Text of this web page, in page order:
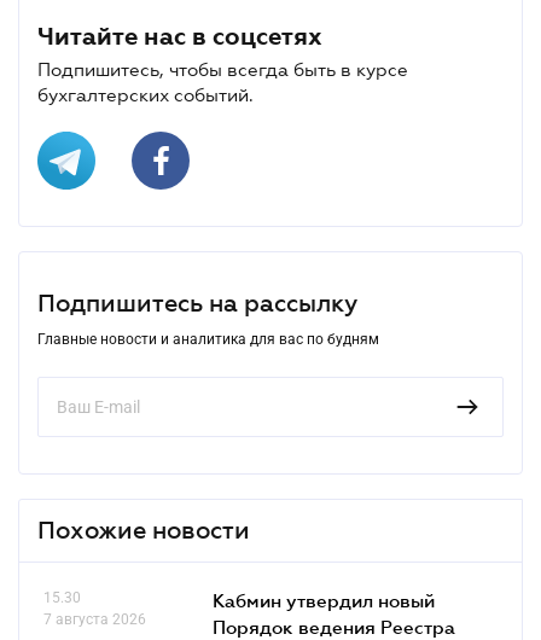
Читайте нас в соцсетях
Подпишитесь, чтобы всегда быть в курсе
бухгалтерских событий.
Подпишитесь на рассылку
Главные новости и аналитика для вас по будням
Похожие новости
15.30
7 августа 2026
Кабмин утвердил новый
Порядок ведения Реестра